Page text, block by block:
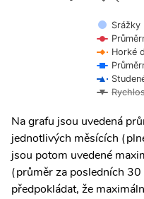
Srážky
Horké
Na grafu jsou uvedená
jednotlivých měsících
jsou potom uvedené
(průměr za posledních
předpokládat, že